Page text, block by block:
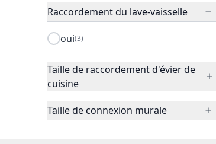
Raccordement du lave-vaisselle
oui(3)
Taille de raccordement d'évier de
cuisine
Taille de connexion murale